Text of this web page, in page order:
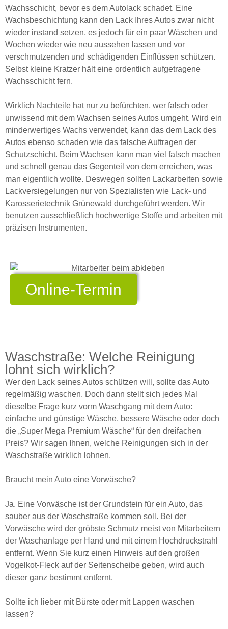
Wachsschicht, bevor es dem Autolack schadet. Eine
Wachsbeschichtung kann den Lack Ihres Autos zwar nicht
wieder instand setzen, es jedoch für ein paar Wäschen und
Wochen wieder wie neu aussehen lassen und vor
verschmutzenden und schädigenden Einflüssen schützen.
Selbst kleine Kratzer hält eine ordentlich aufgetragene
Wachsschicht fern.
Wirklich Nachteile hat nur zu befürchten, wer falsch oder
unwissend mit dem Wachsen seines Autos umgeht. Wird ein
minderwertiges Wachs verwendet, kann das dem Lack des
Autos ebenso schaden wie das falsche Auftragen der
Schutzschicht. Beim Wachsen kann man viel falsch machen
und schnell genau das Gegenteil von dem erreichen, was
man eigentlich wollte. Deswegen sollten Lackarbeiten sowie
Lackversiegelungen nur von Spezialisten wie Lack- und
Karosserietechnik Grünewald durchgeführt werden. Wir
benutzen ausschließlich hochwertige Stoffe und arbeiten mit
präzisen Instrumenten.
Online-Termin
Waschstraße: Welche Reinigung
lohnt sich wirklich?
Wer den Lack seines Autos schützen will, sollte das Auto
regelmäßig waschen. Doch dann stellt sich jedes Mal
dieselbe Frage kurz vorm Waschgang mit dem Auto:
einfache und günstige Wäsche, bessere Wäsche oder doch
die „Super Mega Premium Wäsche“ für den dreifachen
Preis? Wir sagen Ihnen, welche Reinigungen sich in der
Waschstraße wirklich lohnen.
Braucht mein Auto eine Vorwäsche?
Ja. Eine Vorwäsche ist der Grundstein für ein Auto, das
sauber aus der Waschstraße kommen soll. Bei der
Vorwäsche wird der gröbste Schmutz meist von Mitarbeitern
der Waschanlage per Hand und mit einem Hochdruckstrahl
entfernt. Wenn Sie kurz einen Hinweis auf den großen
Vogelkot-Fleck auf der Seitenscheibe geben, wird auch
dieser ganz bestimmt entfernt.
Sollte ich lieber mit Bürste oder mit Lappen waschen
lassen?